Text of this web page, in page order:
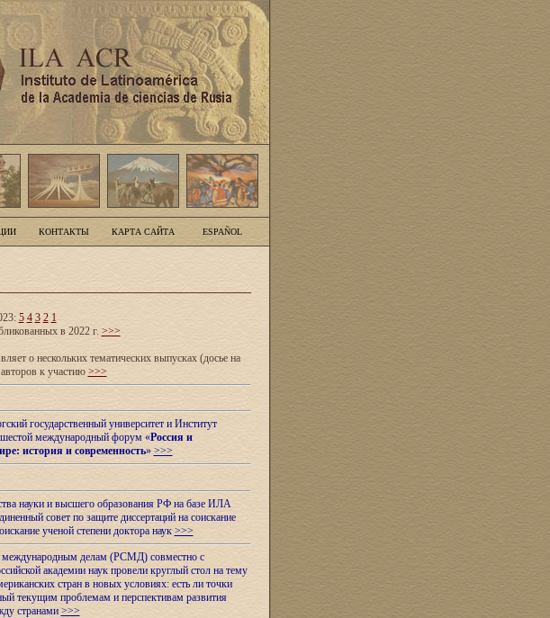
КОНТАКТЫ КАРТА САЙТА ESPAÑOL
5 4 3 2 1
в 2022 г. >>>
о нескольких тематических выпусках (досье на
к участию >>>
государственный университет и Институт
международный форум «Россия и
история и современность» >>>
науки и высшего образования РФ на базе ИЛА
совет по защите диссертаций на соискание
ученой степени доктора наук >>>
международным делам (РСМД) совместно с
академии наук провели круглый стол на тему
стран в новых условиях: есть ли точки
текущим проблемам и перспективам развития
странами >>>